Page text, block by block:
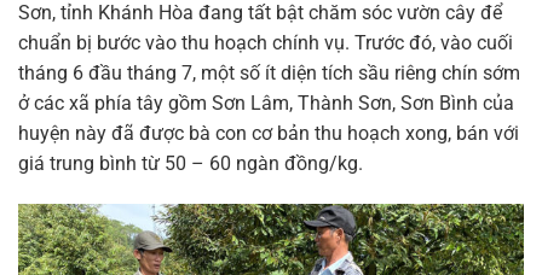
Sơn, tỉnh Khánh Hòa đang tất bật chăm sóc vườn cây để
chuẩn bị bước vào thu hoạch chính vụ. Trước đó, vào cuối
tháng 6 đầu tháng 7, một số ít diện tích sầu riêng chín sớm
ở các xã phía tây gồm Sơn Lâm, Thành Sơn, Sơn Bình của
huyện này đã được bà con cơ bản thu hoạch xong, bán với
giá trung bình từ 50 – 60 ngàn đồng/kg.